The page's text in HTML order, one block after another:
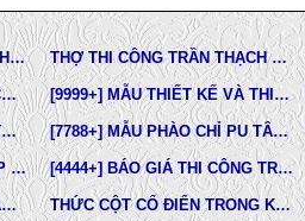
GIÁ THI CÔNG TRẦN VÁCH THẠCH CAO TẠI TPHCM THỢ THI CÔNG TRẦN THẠCH CAO ĐẸP TẠI TPHCM
BẢNG GIÁ PHÀO TRẦN THẠCH CAO TÂN CỔ ĐIỂN [9999+] MẪU THIẾT KẾ VÀ THI CÔNG TRẦN THẠCH CAO ĐẸP
99* MẪU TRẦN THẠCH CAO TÂN CỔ ĐIỂN ĐẸP NHẤT HIỆN NAY [7788+] MẪU PHÀO CHỈ PU TÂN CỔ ĐIỂN ĐẸP NHẤT HIỆN NAY
[TOP99+] MẪU PHÙ ĐIÊU ĐẸP TRONG THIẾT KẾ KIẾN TRÚC [4444+] BÁO GIÁ THI CÔNG TRỌN GÓI PHÀO CHỈ PU MỚI NHẤT
BÁO GIÁ THI CÔNG TRẦN VÁCH THẠCH CAO TRỌN GÓI THỨC CỘT CỔ ĐIỂN TRONG KIẾN TRÚC